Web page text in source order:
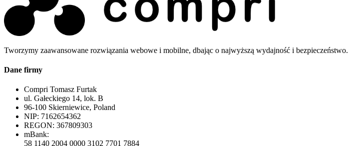
Tworzymy zaawansowane rozwiązania webowe i mobilne, dbając o najwyższą wydajność i bezpieczeństwo.
Dane firmy
Compri Tomasz Furtak
ul. Gałeckiego 14, lok. B
96-100 Skierniewice, Poland
NIP: 7162654362
REGON: 367809303
mBank:
58 1140 2004 0000 3102 7701 7884